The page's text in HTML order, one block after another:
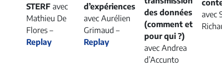
STERF avec
Mathieu De
Flores –
Replay
d’expériences
avec Aurélien
Grimaud –
Replay
des données
(comment et
pour qui ?)
avec Andrea
d’Accunto
avec